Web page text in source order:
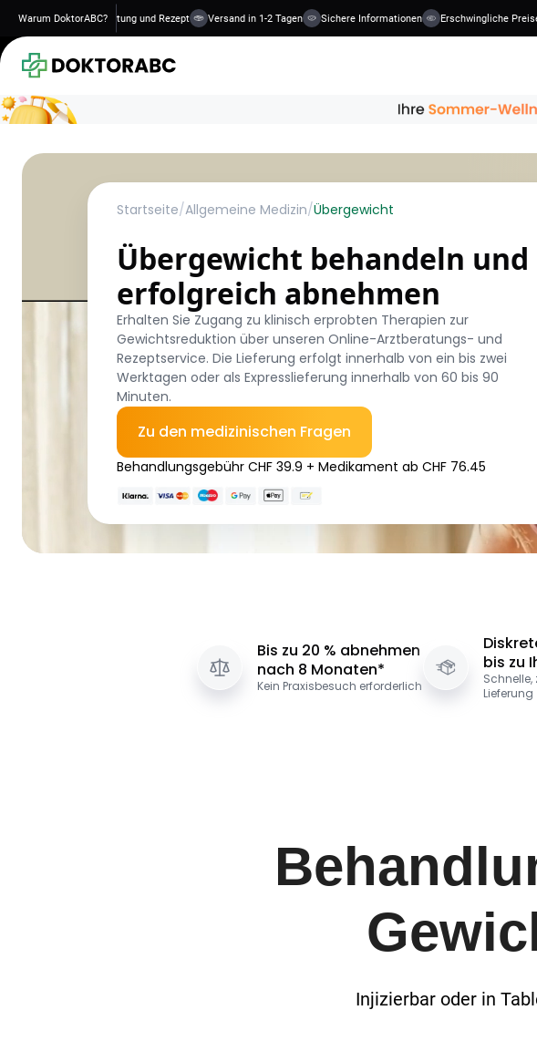
Warum DoktorABC?
Online-Beratung und Rezept Versand in 1-2 Tagen Sichere Informationen Erschwingliche Preise
Startseite/Allgemeine Medizin/Übergewicht
Übergewicht behandeln und
erfolgreich abnehmen
Erhalten Sie Zugang zu klinisch erprobten Therapien zur
Gewichtsreduktion über unseren Online-Arztberatungs- und
Rezeptservice. Die Lieferung erfolgt innerhalb von ein bis zwei
Werktagen oder als Expresslieferung innerhalb von 60 bis 90
Minuten.
Zu den medizinischen Fragen
Behandlungsgebühr CHF 39.9 + Medikament ab CHF 76.45
Bis zu 20 % abnehmen
nach 8 Monaten*
Kein Praxisbesuch erforderlich
bis zu
Lieferung
Injizierbar oder in